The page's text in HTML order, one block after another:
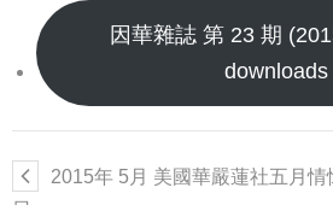
因華雜誌 第 23 期
downloads
2015年 5月 美國華嚴蓮社五月